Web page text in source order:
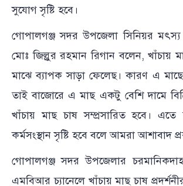
সুযোগ সৃষ্টি হবে।
গোপালগঞ্জ সদর উপজেলা সিনিয়র মৎস্য
মোঃ জিল্লুর রহমান রিগান বলেন, খাঁচায়
মাঝে ব্যাপক সাড়া ফেলেছ। কারণ এ
তাই বাজোরে এ মাছ একটু বেশি দামে
খাঁচায় মাছ চাষ সম্প্রসারিত হবে। এতে
কর্মসংস্থান সৃষ্টি হবে বলে আমরা আশাবাদ
গোপালগঞ্জ সদর উপজেলার
এমবিআর চ্যানেলে খাঁচায় মাছ চাষ